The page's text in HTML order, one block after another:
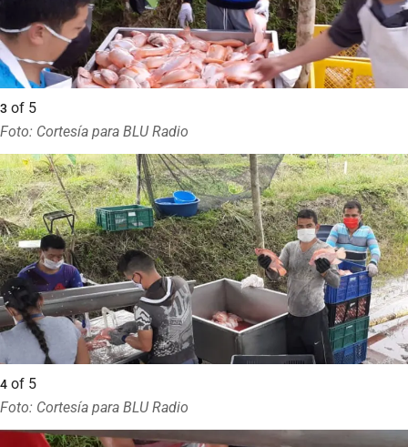
3 of 5
Foto: Cortesía para BLU Radio
4 of 5
Foto: Cortesía para BLU Radio